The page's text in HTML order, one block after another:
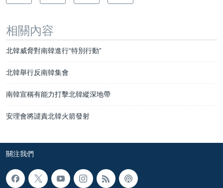
相關內容
北韓威脅對南韓進行“特別行動”
北韓舉行反南韓集會
南韓宣稱有能力打擊北韓縱深地帶
安理會將譴責北韓火箭發射
關注我們